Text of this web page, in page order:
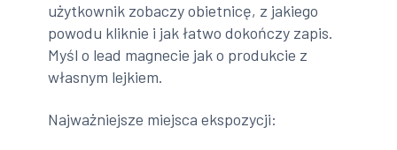
użytkownik zobaczy obietnicę, z jakiego
powodu kliknie i jak łatwo dokończy zapis.
Myśl o lead magnecie jak o produkcie z
własnym lejkiem.
Najważniejsze miejsca ekspozycji: